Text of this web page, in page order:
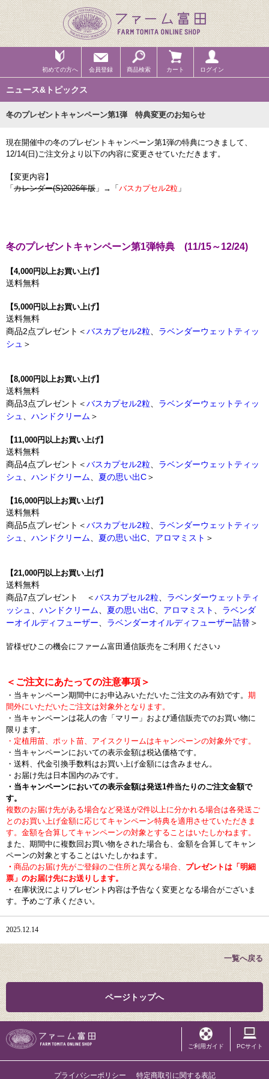
初めての方へ 会員登録 商品検索 カート ログイン
ニュース&トピックス
冬のプレゼントキャンペーン第1弾 特典変更のお知らせ
現在開催中の冬のプレゼントキャンペーン第1弾の特典につきまして、
12/14(日)ご注文分より以下の内容に変更させていただきます。
【変更内容】
「 カレンダー(S)2026年版 」→「 バスカプセル2粒 」
冬のプレゼントキャンペーン第1弾特典 (11/15～12/24)
【4,000円以上お買い上げ】
送料無料
【5,000円以上お買い上げ】
送料無料
商品2点プレゼント＜バスカプセル2粒
ラベンダーウェットティッ
シュ ＞
【8,000円以上お買い上げ】
送料無料
商品3点プレゼント＜バスカプセル2粒
ラベンダーウェットティッ
シュ
ハンドクリーム ＞
【11,000円以上お買い上げ】
送料無料
商品4点プレゼント＜バスカプセル2粒
ラベンダーウェットティッ
シュ
ハンドクリーム 夏の思い出C＞
【16,000円以上お買い上げ】
送料無料
商品5点プレゼント＜バスカプセル2粒
ラベンダーウェットティッ
シュ
ハンドクリーム 夏の思い出C アロマミスト ＞
【21,000円以上お買い上げ】
送料無料
商品7点プレゼント ＜バスカプセル2粒
ラベンダーウェットティ
ッシュ
ハンドクリーム 夏の思い出C アロマミスト
ラベンダ
ーオイルディフューザー
ラベンダーオイルディフューザー詰替＞
皆様ぜひこの機会にファーム富田通信販売をご利用ください♪
＜ご注文にあたっての注意事項＞
・当キャンペーン期間中にお申込みいただいたご注文のみ有効です。 期
間外にいただいたご注文は対象外となります。
・当キャンペーンは花人の舎「マリー」および通信販売でのお買い物に
限ります。
・定植用苗、ポット苗、アイスクリームはキャンペーンの対象外です。
・当キャンペーンにおいての表示金額は税込価格です。
・送料、代金引換手数料はお買い上げ金額には含みません。
・お届け先は日本国内のみです。
・当キャンペーンにおいての表示金額は発送1件当たりのご注文金額で
す。
複数のお届け先がある場合など発送が2件以上に分かれる場合は各発送ご
とのお買い上げ金額に応じてキャンペーン特典を適用させていただきま
す。金額を合算してキャンペーンの対象とすることはいたしかねます。
また、期間中に複数回お買い物をされた場合も、金額を合算してキャン
ペーンの対象とすることはいたしかねます。
・ 商品のお届け先がご登録のご住所と異なる場合、 プレゼントは「明細
票」のお届け先にお送りします。
・在庫状況によりプレゼント内容は予告なく変更となる場合がございま
す。予めご了承ください。
2025.12.14
一覧へ戻る
ページトップへ
ご利用ガイド PCサイト
プライバシーポリシー 特定商取引に関する表記